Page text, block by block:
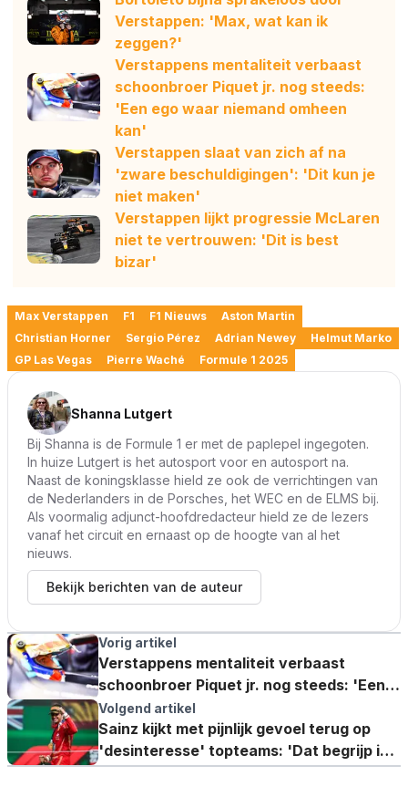
Verstappen: 'Max, wat kan ik
zeggen?'
Verstappens mentaliteit verbaast
schoonbroer Piquet jr. nog steeds:
'Een ego waar niemand omheen
kan'
Verstappen slaat van zich af na
'zware beschuldigingen': 'Dit kun je
niet maken'
Verstappen lijkt progressie McLaren
niet te vertrouwen: 'Dit is best
bizar'
Max Verstappen F1 F1 Nieuws
Aston Martin
Christian Horner
Sergio Pérez Adrian Newey
Helmut Marko
GP Las Vegas
Pierre Waché Formule 1 2025
Shanna Lutgert
Bij Shanna is de Formule 1 er met de paplepel ingegoten.
In huize Lutgert is het autosport voor en autosport na.
Naast de koningsklasse hield ze ook de verrichtingen van
de Nederlanders in de Porsches, het WEC en de ELMS bij.
Als voormalig adjunct-hoofdredacteur hield ze de lezers
vanaf het circuit en ernaast op de hoogte van al het
nieuws.
Bekijk berichten van de auteur
Vorig artikel
Verstappens mentaliteit verbaast
schoonbroer Piquet jr. nog steeds: 'Een
ego waar niemand omheen kan'
Volgend artikel
Sainz kijkt met pijnlijk gevoel terug op
'desinteresse' topteams: 'Dat begrijp ik
nog steeds niet'